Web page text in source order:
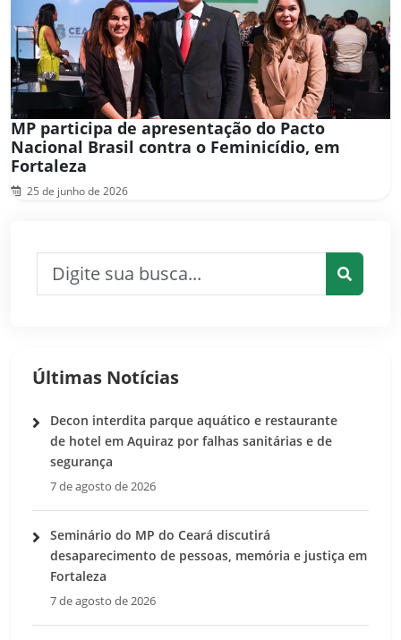
MP participa de apresentação do Pacto
Nacional Brasil contra o Feminicídio, em
Fortaleza
25 de junho de 2026
Últimas Notícias
Decon interdita parque aquático e restaurante
de hotel em Aquiraz por falhas sanitárias e de
segurança
7 de agosto de 2026
Seminário do MP do Ceará discutirá
desaparecimento de pessoas, memória e justiça em
Fortaleza
7 de agosto de 2026